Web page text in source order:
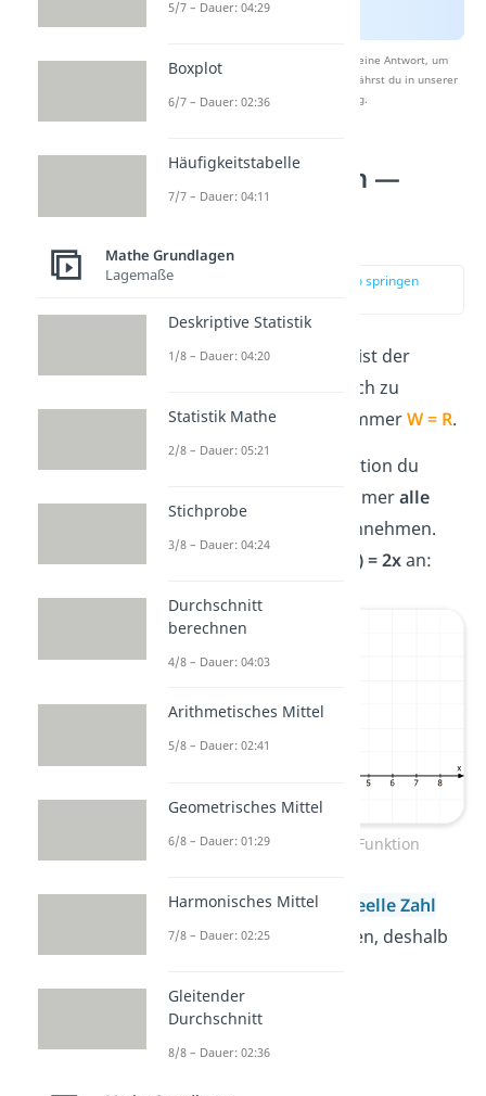
Nach Beantwortung speichern wir deine Antwort, um
Studyflix zu verbessern. Mehr dazu erfährst du in unserer
Datenschutzerklärung
Lineare Funktion —
Wertebereich
zur Stelle im Video springen
Beilinearen Funktionen
ist der
Wertebereich ganz einfach zu
bestimmen, denn er ist immerW = R.
Egal, welche lineare Funktion du
nämlich hast, sie kann immeralle
Werte auf der y-Achse
annehmen.
Schau dir das Beispiel
f(x) = 2xan:
Wertebereich lineare Funktion
Die Funktion kannjede
reelle Zahl
auf der y-Achse annehmen, deshalb
5/7 – Dauer: 04:29
Boxplot
6/7 – Dauer: 02:36
Häufigkeitstabelle
7/7 – Dauer: 04:11
Mathe Grundlagen
Lagemaße
Deskriptive Statistik
1/8 – Dauer: 04:20
Statistik Mathe
2/8 – Dauer: 05:21
Stichprobe
3/8 – Dauer: 04:24
Durchschnitt
berechnen
4/8 – Dauer: 04:03
Arithmetisches Mittel
5/8 – Dauer: 02:41
Geometrisches Mittel
6/8 – Dauer: 01:29
Harmonisches Mittel
7/8 – Dauer: 02:25
Gleitender
Durchschnitt
8/8 – Dauer: 02:36